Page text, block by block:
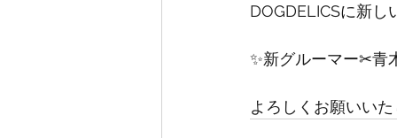
DOGDELICSに新し
✨新グルーマー✂青
よろしくお願いい